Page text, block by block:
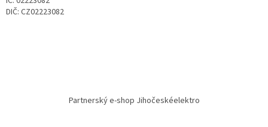
DIČ: CZ02223082
Partnerský e-shop Jihočeskéelektro